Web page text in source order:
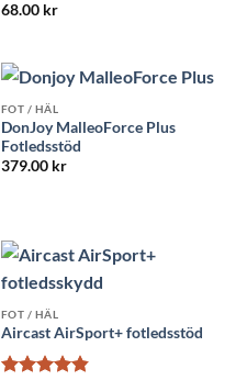
68.00 kr
FOT / HÄL
DonJoy MalleoForce Plus
Fotledsstöd
379.00 kr
FOT / HÄL
Aircast AirSport+ fotledsstöd